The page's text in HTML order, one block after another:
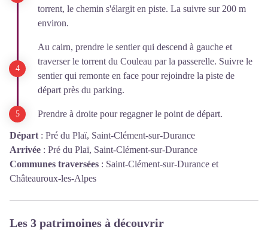
torrent, le chemin s'élargit en piste. La suivre sur 200 m
environ.
Au cairn, prendre le sentier qui descend à gauche et
traverser le torrent du Couleau par la passerelle. Suivre le
sentier qui remonte en face pour rejoindre la piste de
départ près du parking.
Prendre à droite pour regagner le point de départ.
Départ : Pré du Plaï, Saint-Clément-sur-Durance
Arrivée : Pré du Plaï, Saint-Clément-sur-Durance
Communes traversées : Saint-Clément-sur-Durance et
Châteauroux-les-Alpes
Les 3 patrimoines à découvrir